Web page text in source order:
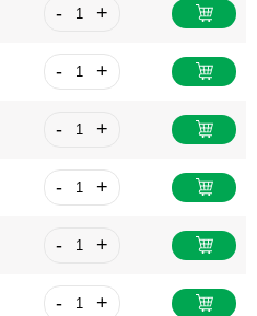
- +
- +
- +
- +
- +
- +